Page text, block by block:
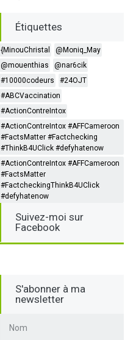
Étiquettes
{MinouChristal
@Moniq_May
@mouenthias
@nar6cik
#10000codeurs
#24OJT
#ABCVaccination
#ActionContreIntox
#ActionContreIntox #AFFCameroon
#FactsMatter #Factchecking
#ThinkB4UClick #defyhatenow
#ActionContreIntox #AFFCameroon
#FactsMatter
#FactcheckingThinkB4UClick
#defyhatenow
Suivez-moi sur
Facebook
S'abonner à ma
newsletter